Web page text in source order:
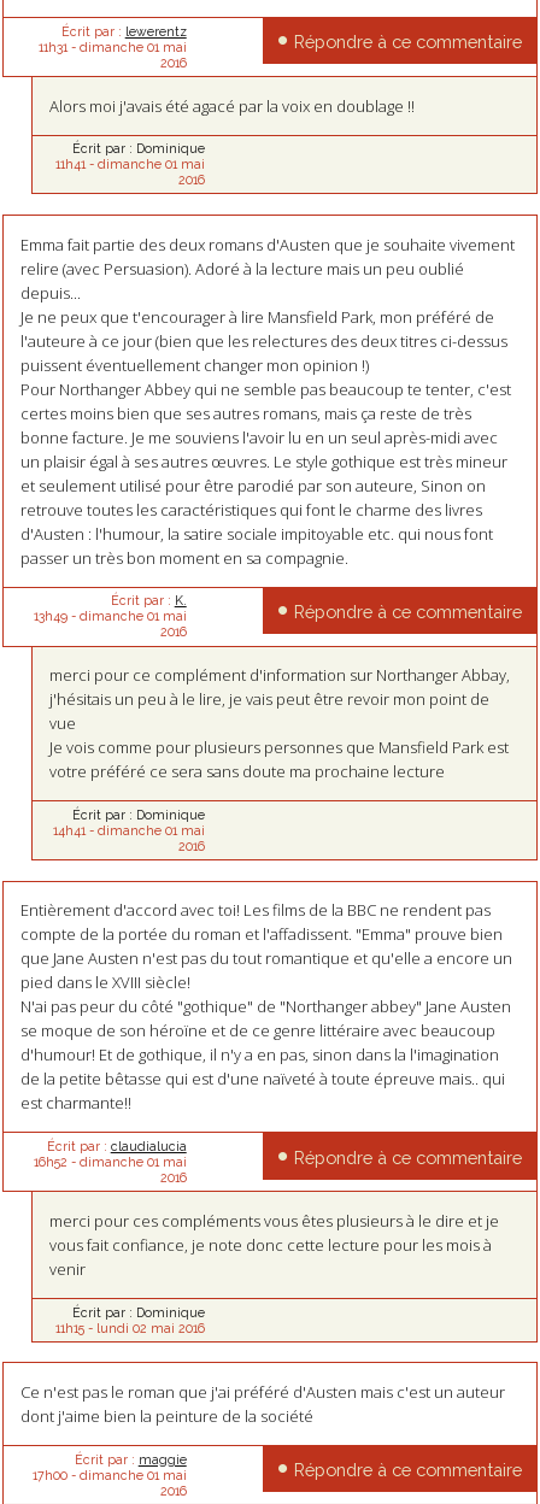
Écrit par : lewerentz
11h31 - dimanche 01 mai
2016
Répondre à ce commentaire
Alors moi j'avais été agacé par la voix en doublage !!
Écrit par : Dominique
11h41- dimanche 01 mai
2016
Emma fait partie des deux romans d'Austen que je souhaite vivement
relire (avec Persuasion). Adoré à la lecture mais un peu oublié
depuis...
Je ne peux que t'encourager à lire Mansfield Park, mon préféré de
l'auteure à ce jour (bien que les relectures des deux titres ci-dessus
puissent éventuellement changer mon opinion !)
Pour Northanger Abbey qui ne semble pas beaucoup te tenter, c'est
certes moins bien que ses autres romans, mais ça reste de très
bonne facture. Je me souviens l'avoir lu en un seul après-midi avec
un plaisir égal à ses autres œuvres. Le style gothique est très mineur
et seulement utilisé pour être parodié par son auteure, Sinon on
retrouve toutes les caractéristiques qui font le charme des livres
d'Austen : l'humour, la satire sociale impitoyable etc. qui nous font
passer un très bon moment en sa compagnie.
Écrit par : K.
13h49- dimanche 01 mai
2016
Répondre à ce commentaire
merci pour ce complément d'information sur Northanger Abbay,
j'hésitais un peu à le lire, je vais peut être revoir mon point de
vue
Je vois comme pour plusieurs personnes que Mansfield Park est
votre préféré ce sera sans doute ma prochaine lecture
Écrit par : Dominique
14h41 - dimanche 01 mai
2016
Entièrement d'accord avec toi! Les films de la BBC ne rendent pas
compte de la portée du roman et l'affadissent. "Emma" prouve bien
que Jane Austen n'est pas du tout romantique et qu'elle a encore un
pied dans le XVIII siècle!
N'ai pas peur du côté "gothique" de "Northanger abbey" Jane Austen
se moque de son héroïne et de ce genre littéraire avec beaucoup
d'humour! Et de gothique, il n'y a en pas, sinon dans la l'imagination
de la petite bêtasse qui est d'une naïveté à toute épreuve mais.. qui
est charmante!!
Écrit par : claudialucia
16h52 - dimanche 01 mai
2016
Répondre à ce commentaire
merci pour ces compléments vous êtes plusieurs à le dire et je
vous fait confiance, je note donc cette lecture pour les mois à
venir
Écrit par : Dominique
11h15- lundi 02 mai 2016
Ce n'est pas le roman que j'ai préféré d'Austen mais c'est un auteur
dont j'aime bien la peinture de la société
Écrit par : maggie
17h00- dimanche 01 mai
2016
Répondre à ce commentaire